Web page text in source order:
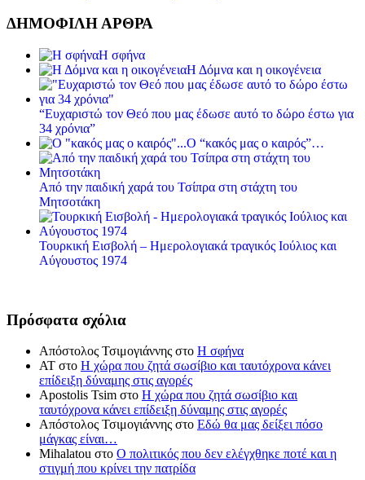
ΔΗΜΟΦΙΛΗ ΑΡΘΡΑ
Η σφήνα
Η Δόμνα και η οικογένεια
“Ευχαριστώ τον Θεό που μας έδωσε αυτό το δώρο έστω για
34 χρόνια”
Ο “κακός μας ο καιρός”…
Από την παιδική χαρά του Τσίπρα στη στάχτη του
Μητσοτάκη
Τουρκική Εισβολή – Ημερολογιακά τραγικός Ιούλιος και
Αύγουστος 1974
Πρόσφατα σχόλια
Απόστολος Τσιμογιάννης στο Η σφήνα
ΑΤ στο Η χώρα που ζητά σωσίβιο και ταυτόχρονα κάνει
επίδειξη δύναμης στις αγορές
Apostolis Tsim στο Η χώρα που ζητά σωσίβιο και
ταυτόχρονα κάνει επίδειξη δύναμης στις αγορές
Απόστολος Τσιμογιάννης στο Εδώ θα μας δείξει πόσο
μάγκας είναι…
Mihalatou στο Ο πολιτικός που δεν ελέγχθηκε ποτέ και η
στιγμή που κρίνει την πατρίδα